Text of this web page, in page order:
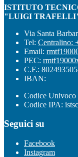
ISTITUTO
"LUIGI
Via Santa
Tel: Centralino:
Email:
PEC:
C.F.:
IBAN:
Codice
Codice IPA:
Seguici su
Facebook
Instagram